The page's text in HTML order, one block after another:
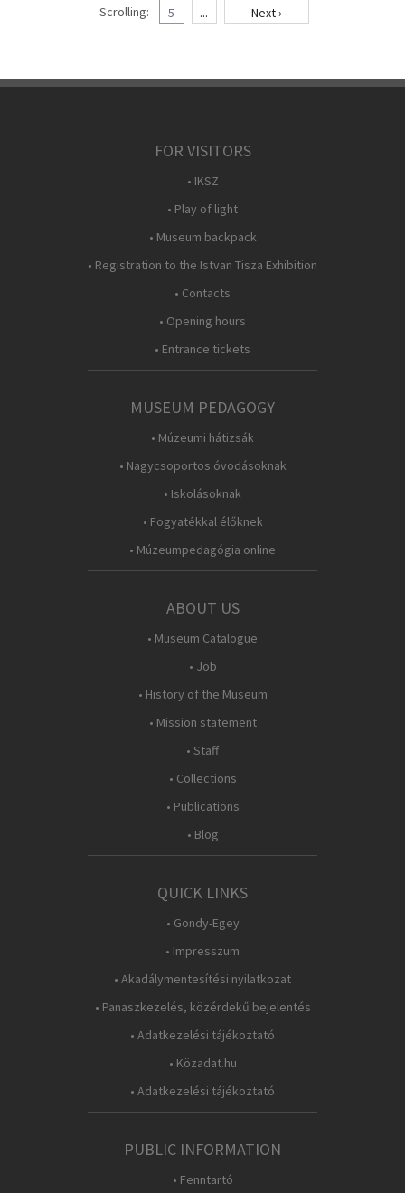
Scrolling: 5 ... Next ›
FOR VISITORS
• IKSZ
• Play of light
• Museum backpack
• Registration to the Istvan Tisza Exhibition
• Contacts
• Opening hours
• Entrance tickets
MUSEUM PEDAGOGY
• Múzeumi hátizsák
• Nagycsoportos óvodásoknak
• Iskolásoknak
• Fogyatékkal élőknek
• Múzeumpedagógia online
ABOUT US
• Museum Catalogue
• Job
• History of the Museum
• Mission statement
• Staff
• Collections
• Publications
• Blog
QUICK LINKS
• Gondy-Egey
• Impresszum
• Akadálymentesítési nyilatkozat
• Panaszkezelés, közérdekű bejelentés
• Adatkezelési tájékoztató
• Közadat.hu
• Adatkezelési tájékoztató
PUBLIC INFORMATION
• Fenntartó